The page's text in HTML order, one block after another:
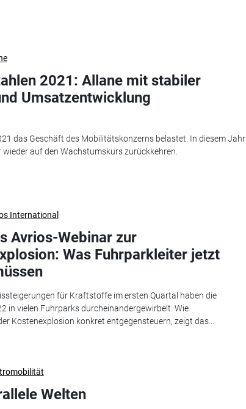
2021: Allane mit stabiler
Umsatzentwicklung
das Geschäft des Mobilitätskonzerns belastet. In diesem Jahr
wieder auf den Wachstumskurs zurückkehren.
International
Avrios-Webinar zur
Was Fuhrparkleiter jetzt
für Kraftstoffe im ersten Quartal haben die
in vielen Fuhrparks durcheinandergewirbelt. Wie
Kostenexplosion konkret entgegensteuern, zeigt das...
Welten